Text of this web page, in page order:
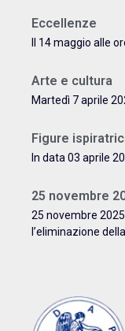
Eccellenze
Il 14 maggio alle
Arte e cultura
Martedì 7 aprile
Figure
In data 03 aprile
25 novembre
25 novembre
l’eliminazione della